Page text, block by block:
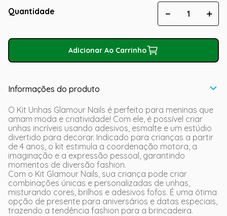
Quantidade ＋
－
Adicionar Ao Carrinho
Informações do produto
O Kit Unhas Glamour Nails é perfeito para meninas que
amam moda e criatividade! Com ele, é possível criar
unhas incríveis usando adesivos, esmalte e um estúdio
divertido para decorar. Indicado para crianças a partir
de 4 anos, o kit estimula a coordenação motora, a
imaginação e a expressão pessoal, garantindo
momentos de diversão fashion.
Com o Kit Glamour Nails, sua criança pode criar
combinações únicas e personalizadas de unhas,
misturando cores, brilhos e adesivos fofos. É uma ótima
opção de presente para aniversários e datas especiais,
trazendo a tendência fashion para a brincadeira.